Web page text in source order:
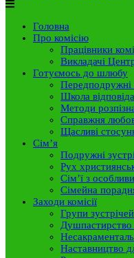
Головна
Про комісію
Працівники
Викладачі
Готуємось до шлюбу
Передподружні
Школа
Методи
Справжня
Щасливі
Сім’я
Подружні
Рух
Сім’ї з
Сімейна
Заходи комісії
Групи
Душпастирство
Наставництво